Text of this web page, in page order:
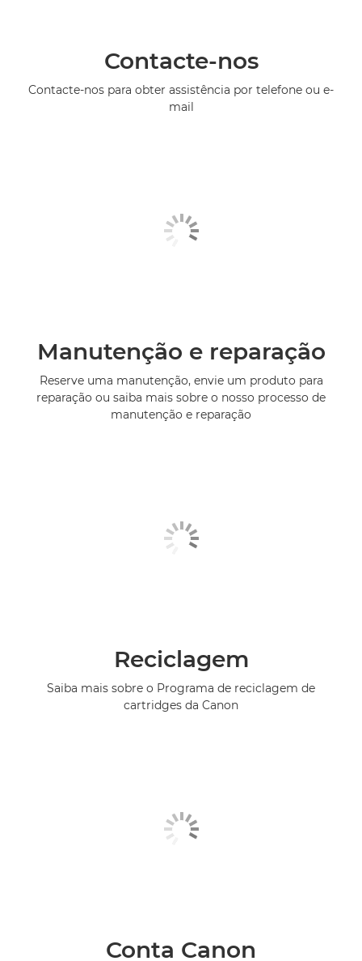
Contacte-nos
Contacte-nos para obter assistência por telefone ou e-
mail
Manutenção e reparação
Reserve uma manutenção, envie um produto para
reparação ou saiba mais sobre o nosso processo de
manutenção e reparação
Reciclagem
Saiba mais sobre o Programa de reciclagem de
cartridges da Canon
Conta Canon